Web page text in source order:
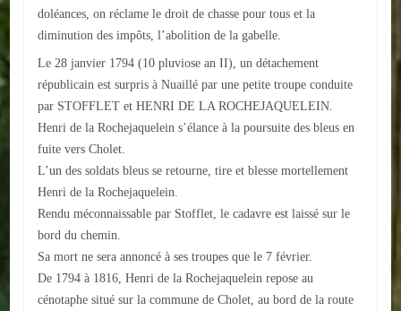
doléances, on réclame le droit de chasse pour tous et la
diminution des impôts, l’abolition de la gabelle.
Le 28 janvier 1794 (10 pluviose an II), un détachement
républicain est surpris à Nuaillé par une petite troupe conduite
par STOFFLET et HENRI DE LA ROCHEJAQUELEIN.
Henri de la Rochejaquelein s’élance à la poursuite des bleus en
fuite vers Cholet.
L’un des soldats bleus se retourne, tire et blesse mortellement
Henri de la Rochejaquelein.
Rendu méconnaissable par Stofflet, le cadavre est laissé sur le
bord du chemin.
Sa mort ne sera annoncé à ses troupes que le 7 février.
De 1794 à 1816, Henri de la Rochejaquelein repose au
cénotaphe situé sur la commune de Cholet, au bord de la route